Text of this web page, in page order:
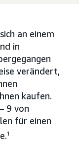
an einem
in
verändert,
kaufen.
9 von
für einen
1